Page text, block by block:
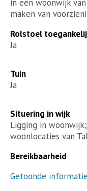
in een woonwijk
maken van
Rolstoel
Ja
Tuin
Ja
Situering in wijk
Ligging in
woonlocaties van
Bereikbaarheid
Getoonde